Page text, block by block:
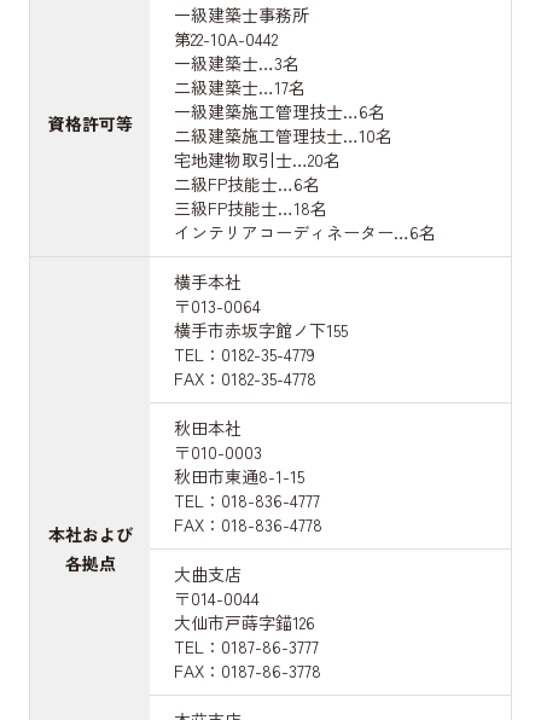
資格許可等
一級建築士事務所
第22-10A-0442
一級建築士…3名
二級建築士…17名
一級建築施工管理技士…6名
二級建築施工管理技士…10名
宅地建物取引士…20名
二級FP技能士…6名
三級FP技能士…18名
インテリアコーディネーター…6名
本社および
各拠点
横手本社
〒013-0064
横手市赤坂字館ノ下155
TEL：0182-35-4779
FAX：0182-35-4778
秋田本社
〒010-0003
秋田市東通8-1-15
TEL：018-836-4777
FAX：018-836-4778
大曲支店
〒014-0044
大仙市戸蒔字錨126
TEL：0187-86-3777
FAX：0187-86-3778